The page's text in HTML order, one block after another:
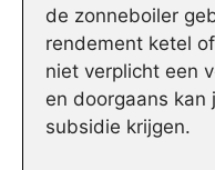
de zonneboiler
rendement ketel
niet verplicht een
en doorgaans kan
subsidie krijgen.